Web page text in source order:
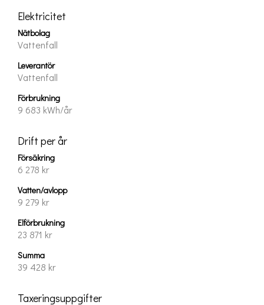
Elektricitet
Nätbolag
Vattenfall
Leverantör
Vattenfall
Förbrukning
9 683 kWh/år
Drift per år
Försäkring
6 278 kr
Vatten/avlopp
9 279 kr
Elförbrukning
23 871 kr
Summa
39 428 kr
Taxeringsuppgifter